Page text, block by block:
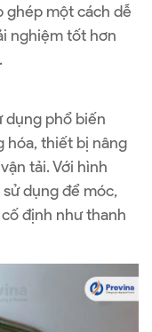
ghép một cách dễ
nghiệm tốt hơn
dụng phổ biến
hóa, thiết bị nâng
tải. Với hình
dụng để móc,
định như thanh